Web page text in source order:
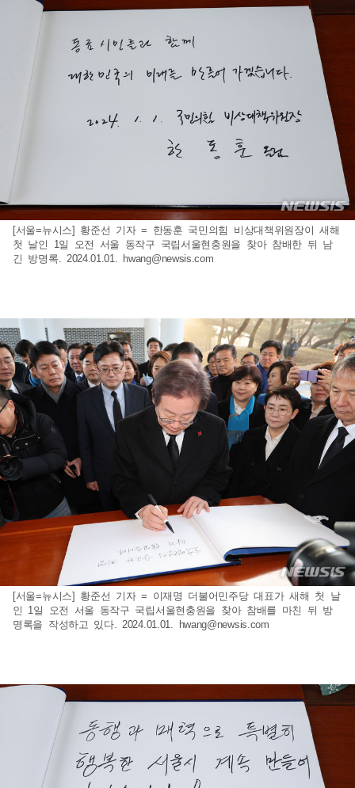
[서울=뉴시스] 황준선 기자 = 한동훈 국민의힘 비상대책위원장이 새해
첫 날인 1일 오전 서울 동작구 국립서울현충원을 찾아 참배한 뒤 남
긴 방명록. 2024.01.01.
hwang@newsis.com
[서울=뉴시스] 황준선 기자 = 이재명 더불어민주당 대표가 새해 첫 날
인 1일 오전 서울 동작구 국립서울현충원을 찾아 참배를 마친 뒤 방
명록을 작성하고 있다. 2024.01.01. hwang@newsis.com